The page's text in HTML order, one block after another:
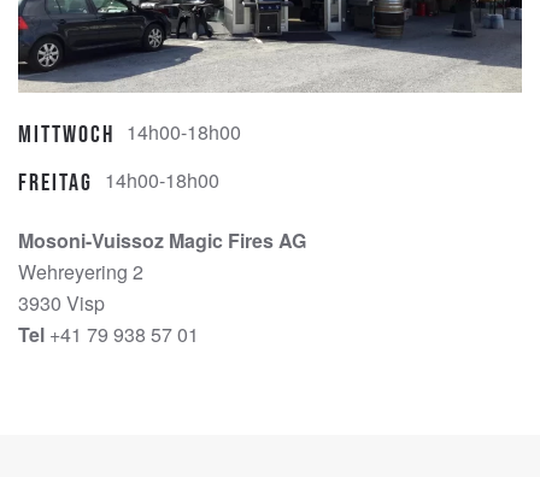
Mittwoch 14h00-18h00
Freitag 14h00-18h00
Mosoni-Vuissoz Magic Fires AG
Wehreyering 2
3930 Visp
Tel +41 79 938 57 01